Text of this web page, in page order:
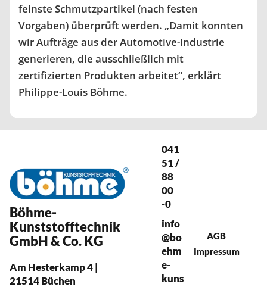
feinste Schmutzpartikel (nach festen
Vorgaben) überprüft werden. „Damit konnten
wir Aufträge aus der Automotive-Industrie
generieren, die ausschließlich mit
zertifizierten Produkten arbeitet“, erklärt
Philippe-Louis Böhme.
Böhme-
Kunststofftechnik
GmbH & Co. KG
Am Hesterkamp 4 |
21514 Büchen
041
51 /
88
00
-0
info
@bo
ehm
e-
kuns
AGB
Impressum